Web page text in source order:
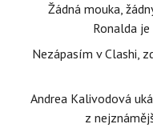
Žádná mouka,
Ronalda
Nezápasím v Clashi,
Andrea Kalivodová
z